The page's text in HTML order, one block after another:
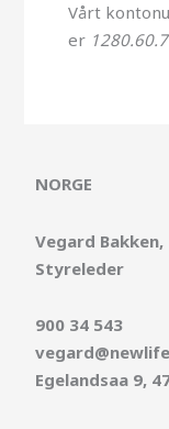
Vårt
er
NORGE
Vegard Bakken,
Styreleder
900 34 543
Egelandsaa 9,